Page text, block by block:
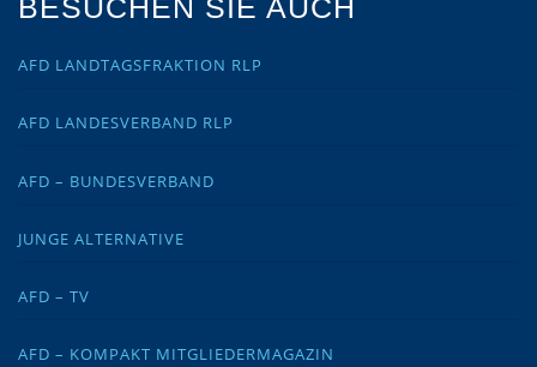
BESUCHEN SIE AUCH
AFD LANDTAGSFRAKTION RLP
AFD LANDESVERBAND RLP
AFD – BUNDESVERBAND
JUNGE ALTERNATIVE
AFD – TV
AFD – KOMPAKT MITGLIEDERMAGAZIN